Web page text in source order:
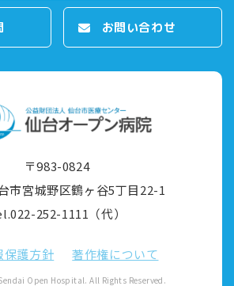
お問い合わせ
〒983-0824
市宮城野区鶴ヶ⾕5丁⽬22-1
252-1111（代）
保護⽅針 著作権について
Open Hospital. All Rights Reserved.